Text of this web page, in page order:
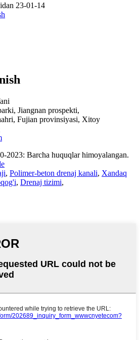
23-01-14
Jiangnan prospekti,
Fujian provinsiyasi, Xitoy
Barcha huquqlar himoyalangan.
, Polimer-beton drenaj kanali, Xandaq
, Drenaj tizimi,